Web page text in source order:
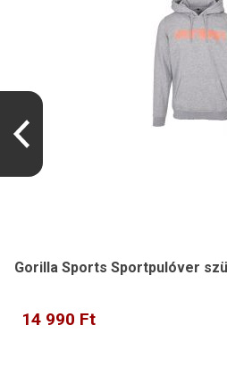
Gorilla Sports Sportpulóver
14 990 Ft